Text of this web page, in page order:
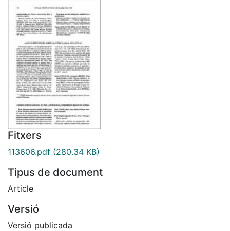
Fitxers
113606.pdf (280.34 KB)
Tipus de document
Article
Versió
Versió publicada